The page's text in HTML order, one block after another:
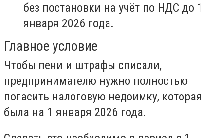
без постановки на учёт по НДС до 1
января 2026 года.
Главное условие
Чтобы пени и штрафы списали,
предпринимателю нужно полностью
погасить налоговую недоимку, которая
была на 1 января 2026 года.